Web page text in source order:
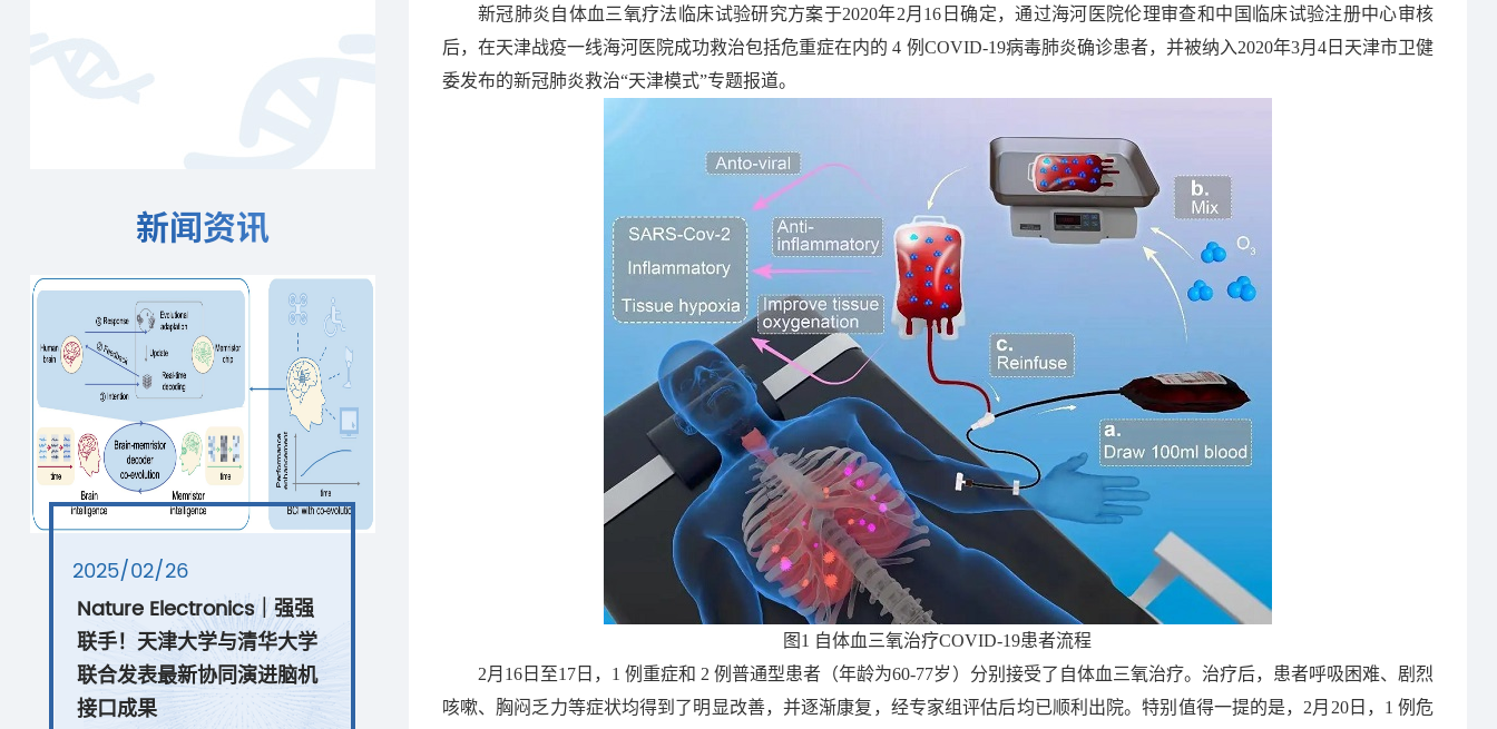
新冠肺炎自体血三氧疗法临床试验研究方案于2020年2月16日确定，通过海河医院伦理审查和中国临床试验注册中心审核
后，在天津战疫一线海河医院成功救治包括危重症在内的 4 例COVID-19病毒肺炎确诊患者，并被纳入2020年3月4日天津市卫健
委发布的新冠肺炎救治“天津模式”专题报道。
图1 自体血三氧治疗COVID-19患者流程
2月16日至17日，1 例重症和 2 例普通型患者（年龄为60-77岁）分别接受了自体血三氧治疗。治疗后，患者呼吸困难、剧烈
咳嗽、胸闷乏力等症状均得到了明显改善，并逐渐康复，经专家组评估后均已顺利出院。特别值得一提的是，2月20日，1 例危
新闻资讯
2025/02/26
Nature Electronics｜强强
联手！天津大学与清华大学
联合发表最新协同演进脑机
接口成果